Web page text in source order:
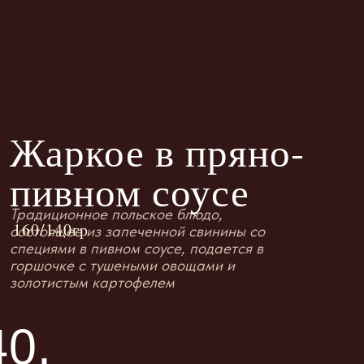
Жаркое в пряно-
пивном соусе
Традиционное польское блюдо,
состоящее из запеченной свинины со
специями в пивном соусе, подается в
горшочке с тушеными овощами и
золотистым картофелем
160/140гр